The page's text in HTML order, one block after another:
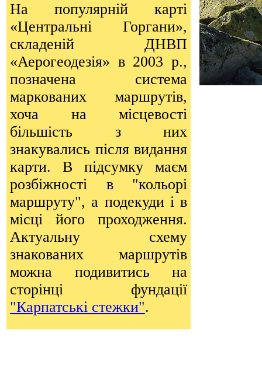
На популярній карті
«Центральні Горгани»,
складеній ДНВП
«Аерогеодезія» в 2003 р.,
позначена система
маркованих маршрутів,
хоча на місцевості
більшість з них
знакувались після видання
карти. В підсумку маєм
розбіжності в "кольорі
маршруту", а подекуди і в
місці його проходження.
Актуальну схему
знакованих маршрутів
можна подивитись на
сторінці фундації
"Карпатські стежки".